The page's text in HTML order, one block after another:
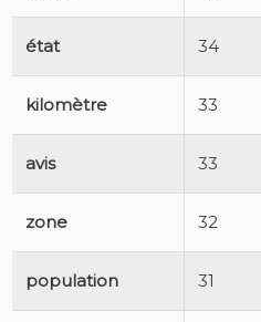
état 34
kilomètre 33
avis 33
zone 32
population 31